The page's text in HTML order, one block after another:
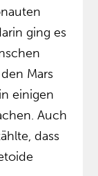
ging es
Mars
einigen
Auch
dass